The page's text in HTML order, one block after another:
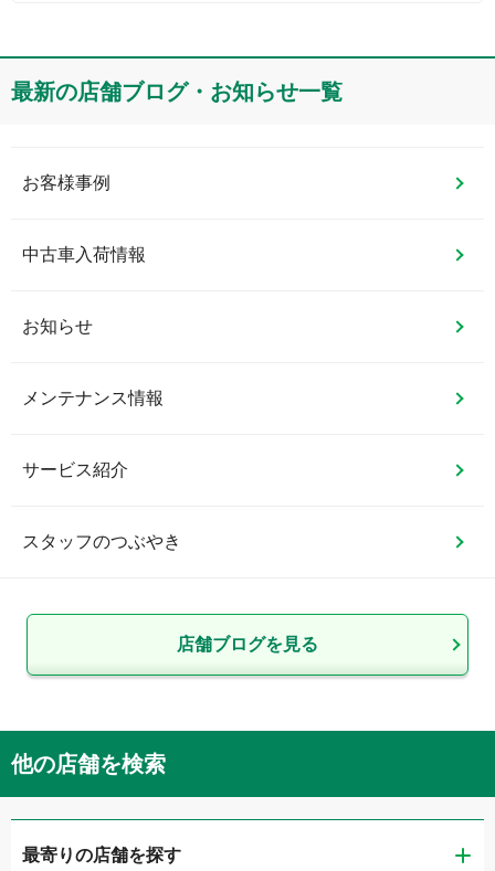
最新の店舗ブログ・お知らせ一覧
お客様事例
中古車入荷情報
お知らせ
メンテナンス情報
サービス紹介
スタッフのつぶやき
店舗ブログを見る
他の店舗を検索
最寄りの店舗を探す